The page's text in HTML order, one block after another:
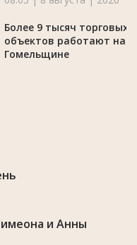
Более 9 тысяч торговых
объектов работают на
Гомельщине
и Анны